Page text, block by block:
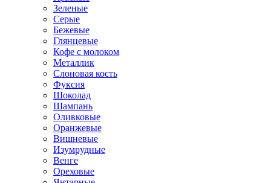
Зеленые
Серые
Бежевые
Глянцевые
Кофе с молоком
Металлик
Слоновая кость
Фуксия
Шоколад
Шампань
Оливковые
Оранжевые
Вишневые
Изумрудные
Венге
Ореховые